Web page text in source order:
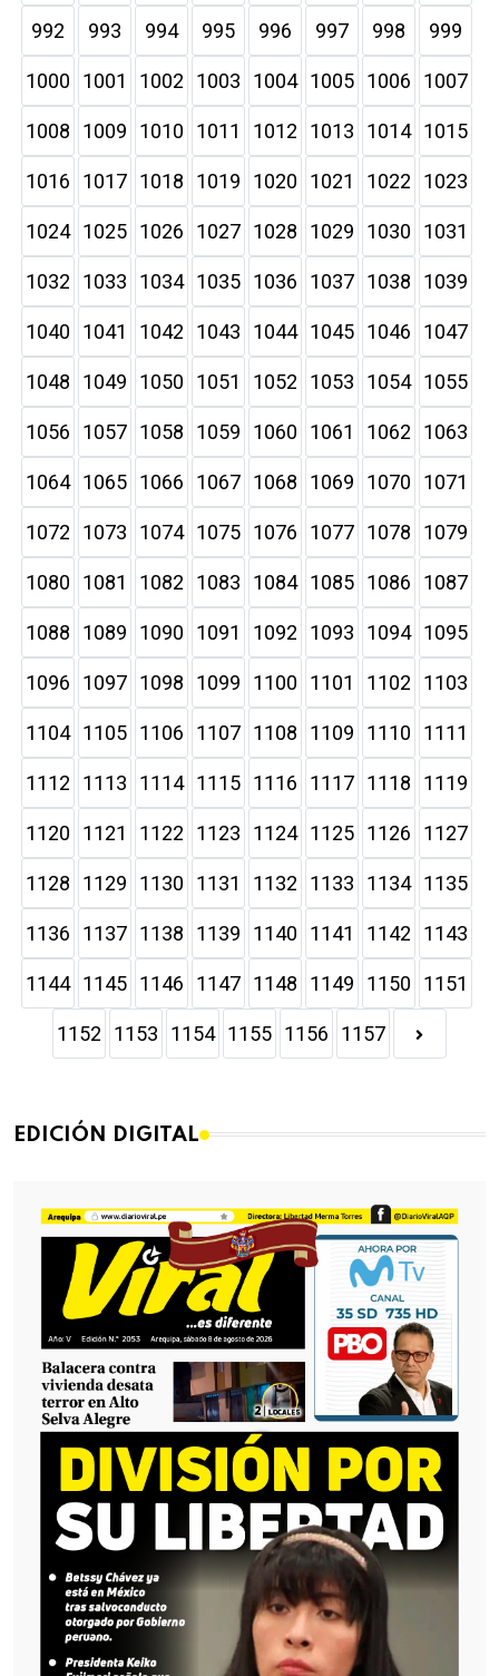
992 993 994 995 996 997 998 999
1000 1001 1002 1003 1004 1005 1006 1007
1008 1009 1010 1011 1012 1013 1014 1015
1016 1017 1018 1019 1020 1021 1022 1023
1024 1025 1026 1027 1028 1029 1030 1031
1032 1033 1034 1035 1036 1037 1038 1039
1040 1041 1042 1043 1044 1045 1046 1047
1048 1049 1050 1051 1052 1053 1054 1055
1056 1057 1058 1059 1060 1061 1062 1063
1064 1065 1066 1067 1068 1069 1070 1071
1072 1073 1074 1075 1076 1077 1078 1079
1080 1081 1082 1083 1084 1085 1086 1087
1088 1089 1090 1091 1092 1093 1094 1095
1096 1097 1098 1099 1100 1101 1102 1103
1104 1105 1106 1107 1108 1109 1110 1111
1112 1113 1114 1115 1116 1117 1118 1119
1120 1121 1122 1123 1124 1125 1126 1127
1128 1129 1130 1131 1132 1133 1134 1135
1136 1137 1138 1139 1140 1141 1142 1143
1144 1145 1146 1147 1148 1149 1150 1151
1152 1153 1154 1155 1156 1157
EDICIÓN DIGITAL